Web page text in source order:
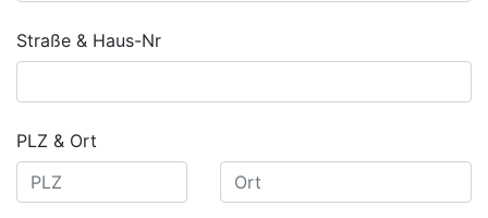
Straße & Haus-Nr
PLZ & Ort